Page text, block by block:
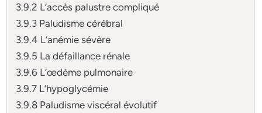
3.9.2 L’accès palustre compliqué
3.9.3 Paludisme cérébral
3.9.4 L’anémie sévère
3.9.5 La défaillance rénale
3.9.6 L’œdème pulmonaire
3.9.7 L’hypoglycémie
3.9.8 Paludisme viscéral évolutif